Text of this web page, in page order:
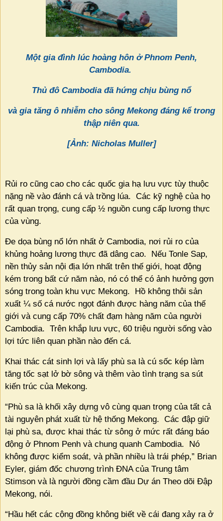
Một gia đình lúc hoàng hôn ở Phnom Penh,
Cambodia.
Thủ đô Cambodia đã hứng chịu bùng nổ
và gia tăng ô nhiễm cho sông Mekong đáng kể trong
thập niên qua.
[Ảnh: Nicholas Muller]
Rủi ro cũng cao cho các quốc gia hạ lưu vực tùy thuộc
nặng nề vào đánh cá và trồng lúa. Các kỹ nghệ của họ
rất quan trọng, cung cấp ½ nguồn cung cấp lương thực
của vùng.
Đe dọa bùng nổ lớn nhất ở Cambodia, nơi rủi ro của
khủng hoảng lương thực đã dâng cao.
Nếu Tonle Sap,
nền thủy sản nội địa lớn nhất trên thế giới, hoạt động
kém trong bất cứ năm nào, nó có thể có ảnh hưởng gợn
sóng trong toàn khu vực Mekong.
Hồ không thôi sản
xuất ¼ số cá nước ngọt đánh được hàng năm của thế
giới và cung cấp 70% chất đạm hàng năm của người
Cambodia. Trên khắp lưu vực, 60 triệu người sống vào
lợi tức liên quan phần nào đến cá.
Khai thác cát sinh lợi và lấy phù sa là cú sốc kép làm
tăng tốc sạt lở bờ sông và thêm vào tình trạng sa sút
kiến trúc của Mekong.
“Phù sa là khối xây dựng vô cùng quan trọng của tất cả
tài nguyên phát xuất từ hệ thống Mekong. Các đập giữ
lại phù sa, được khai thác từ sông ở mức rất đáng báo
động ở Phnom Penh và chung quanh Cambodia.
Nó
không được kiểm soát, và phần nhiều là trái phép,” Brian
Eyler, giám đốc chương trình ĐNA của Trung tâm
Stimson và là người đồng cầm đầu Dự án Theo dõi Đập
Mekong, nói.
“Hầu hết các cộng đồng không biết về cái đang xảy ra ở